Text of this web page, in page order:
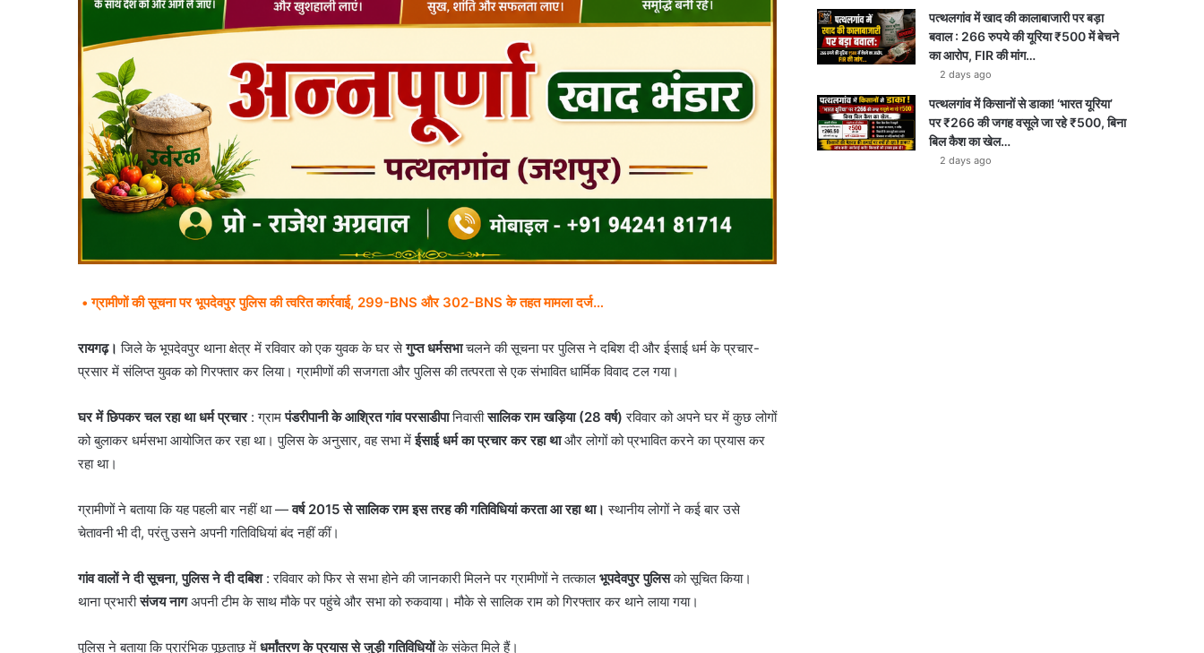
• ग्रामीणों की सूचना पर भूपदेवपुर पुलिस की त्वरित कार्रवाई, 299-BNS और 302-BNS के तहत मामला दर्ज…
रायगढ़। जिले के भूपदेवपुर थाना क्षेत्र में रविवार को एक युवक के घर सेगुप्त धर्मसभाचलने की सूचना पर पुलिस ने दबिश दी और ईसाई धर्म के प्रचार-
प्रसार में संलिप्त युवक को गिरफ्तार कर लिया। ग्रामीणों की सजगता और पुलिस की तत्परता से एक संभावित धार्मिक विवाद टल गया।
घर में छिपकर चल रहा था धर्म प्रचार: ग्रामपंडरीपानी के आश्रित गांव परसाडीपानिवासीसालिक राम खड़िया (28 वर्ष) रविवार को अपने घर में कुछ लोगों
को बुलाकर धर्मसभा आयोजित कर रहा था। पुलिस के अनुसार, वह सभा मेंईसाई धर्म का प्रचार कर रहा थाऔर लोगों को प्रभावित करने का प्रयास कर
रहा था।
ग्रामीणों ने बताया कि यह पहली बार नहीं था —वर्ष 2015 से सालिक राम इस तरह की गतिविधियां करता आ रहा था। स्थानीय लोगों ने कई बार उसे
चेतावनी भी दी, परंतु उसने अपनी गतिविधियां बंद नहीं कीं।
गांव वालों ने दी सूचना, पुलिस ने दी दबिश: रविवार को फिर से सभा होने की जानकारी मिलने पर ग्रामीणों ने तत्काल भूपदेवपुर पुलिसको सूचित किया।
थाना प्रभारीसंजय नागअपनी टीम के साथ मौके पर पहुंचे और सभा को रुकवाया। मौके से सालिक राम को गिरफ्तार कर थाने लाया गया।
पुलिस ने बताया कि प्रारंभिक पूछताछ में धर्मांतरण के प्रयास से जुड़ी गतिविधियोंके संकेत मिले हैं।
पत्थलगांव में खाद की कालाबाजारी पर बड़ा
बवाल : 266 रुपये की यूरिया ₹500 में बेचने
का आरोप, FIR की मांग…
2 days ago
पत्थलगांव में किसानों से डाका! ‘भारत यूरिया’
पर ₹266 की जगह वसूले जा रहे ₹500, बिना
बिल कैश का खेल…
2 days ago